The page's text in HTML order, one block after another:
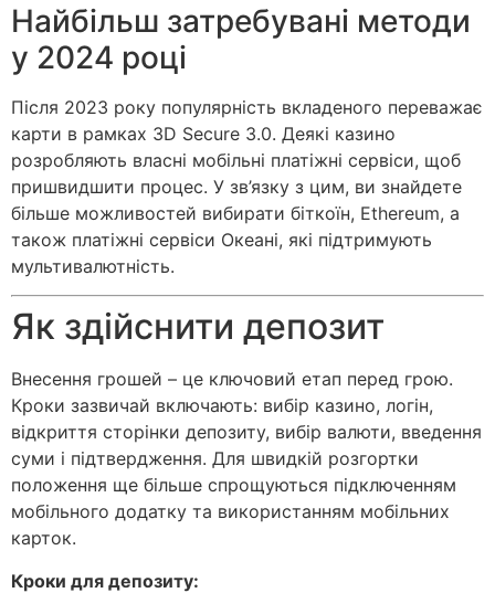
Найбільш затребувані методи
у 2024 році
Після 2023 року популярність вкладеного переважає
карти в рамках 3D Secure 3.0. Деякі казино
розробляють власні мобільні платіжні сервіси, щоб
пришвидшити процес. У зв’язку з цим, ви знайдете
більше можливостей вибирати біткоїн, Ethereum, а
також платіжні сервіси Океані, які підтримують
мультивалютність.
Як здійснити депозит
Внесення грошей – це ключовий етап перед грою.
Кроки зазвичай включають: вибір казино, логін,
відкриття сторінки депозиту, вибір валюти, введення
суми і підтвердження. Для швидкій розгортки
положення ще більше спрощуються підключенням
мобільного додатку та використанням мобільних
карток.
Кроки для депозиту: